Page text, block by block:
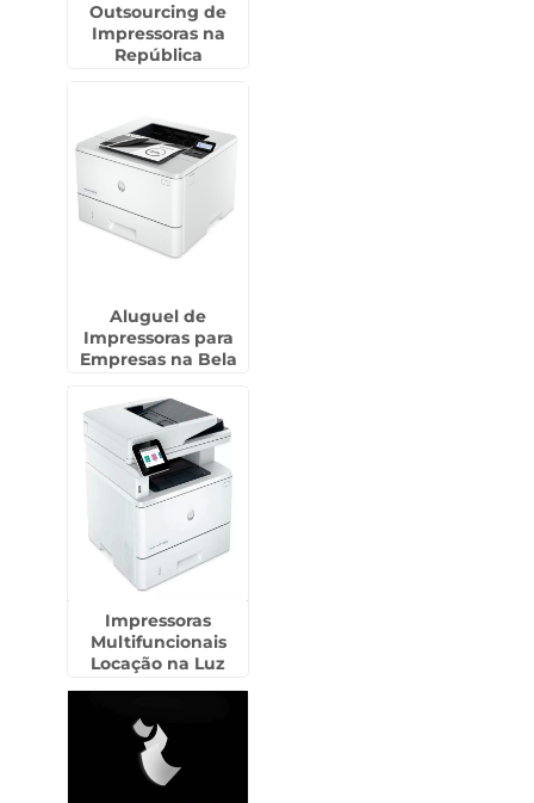
Outsourcing de
Impressoras na
República
Aluguel de
Impressoras para
Empresas na Bela
Impressoras
Multifuncionais
Locação na Luz